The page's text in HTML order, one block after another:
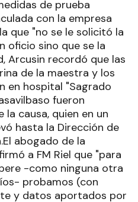
de prueba
con la empresa
que "no se le solicitó la
oficio sino que se la
Arcusin recordó que las
de la maestra y los
en hospital "Sagrado
fueron
causa, quien en un
hasta la Dirección de
abogado de la
a FM Riel que "para
-como ninguna otra
probamos (con
y datos aportados por